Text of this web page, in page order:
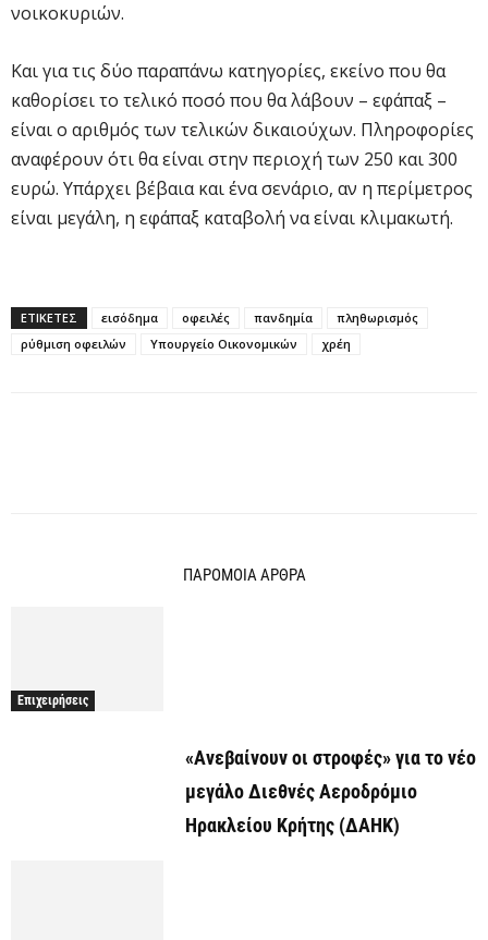
νοικοκυριών.
Και για τις δύο παραπάνω κατηγορίες, εκείνο που θα
καθορίσει το τελικό ποσό που θα λάβουν – εφάπαξ –
είναι ο αριθμός των τελικών δικαιούχων. Πληροφορίες
αναφέρουν ότι θα είναι στην περιοχή των 250 και 300
ευρώ. Υπάρχει βέβαια και ένα σενάριο, αν η περίμετρος
είναι μεγάλη, η εφάπαξ καταβολή να είναι κλιμακωτή.
ΕΤΙΚΕΤΕΣ εισόδημα οφειλές πανδημία
πληθωρισμός
ρύθμιση οφειλών
Υπουργείο Οικονομικών χρέη
ΠΑΡΟΜΟΙΑ ΑΡΘΡΑ
Επιχειρήσεις
«Ανεβαίνουν οι στροφές» για το νέο
μεγάλο Διεθνές Αεροδρόμιο
Ηρακλείου Κρήτης (ΔΑΗΚ)